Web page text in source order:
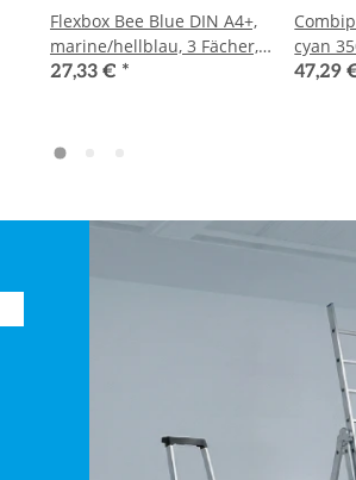
Flexbox Bee Blue DIN A4+,
marine/hellblau, 3 Fächer,
für Büroutensilien
27,33 € *
cyan
47,29